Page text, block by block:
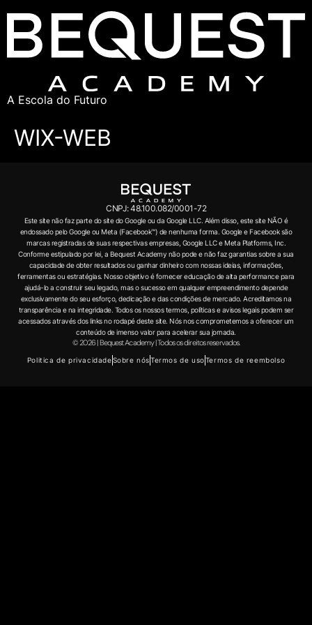
A Escola do Futuro
WIX-WEB
CNPJ: 48.100.082/0001-72
Este site não faz parte do site do Google ou da Google LLC. Além disso, este site NÃO é
endossado pelo Google ou Meta (Facebook™) de nenhuma forma. Google e Facebook são
marcas registradas de suas respectivas empresas, Google LLC e Meta Platforms, Inc.
Conforme estipulado por lei, a Bequest Academy não pode e não faz garantias sobre a sua
capacidade de obter resultados ou ganhar dinheiro com nossas ideias, informações,
ferramentas ou estratégias. Nosso objetivo é fornecer educação de alta performance para
ajudá-lo a construir seu legado, mas o sucesso em qualquer empreendimento depende
exclusivamente do seu esforço, dedicação e das condições de mercado. Acreditamos na
transparência e na integridade. Todos os nossos termos, políticas e avisos legais podem ser
acessados através dos links no rodapé deste site. Nós nos comprometemos a oferecer um
conteúdo de imenso valor para acelerar sua jornada.
© 2026 | Bequest Academy | Todos os direitos reservados.
Politica de privacidadeSobre nósTermos de usoTermos de reembolso